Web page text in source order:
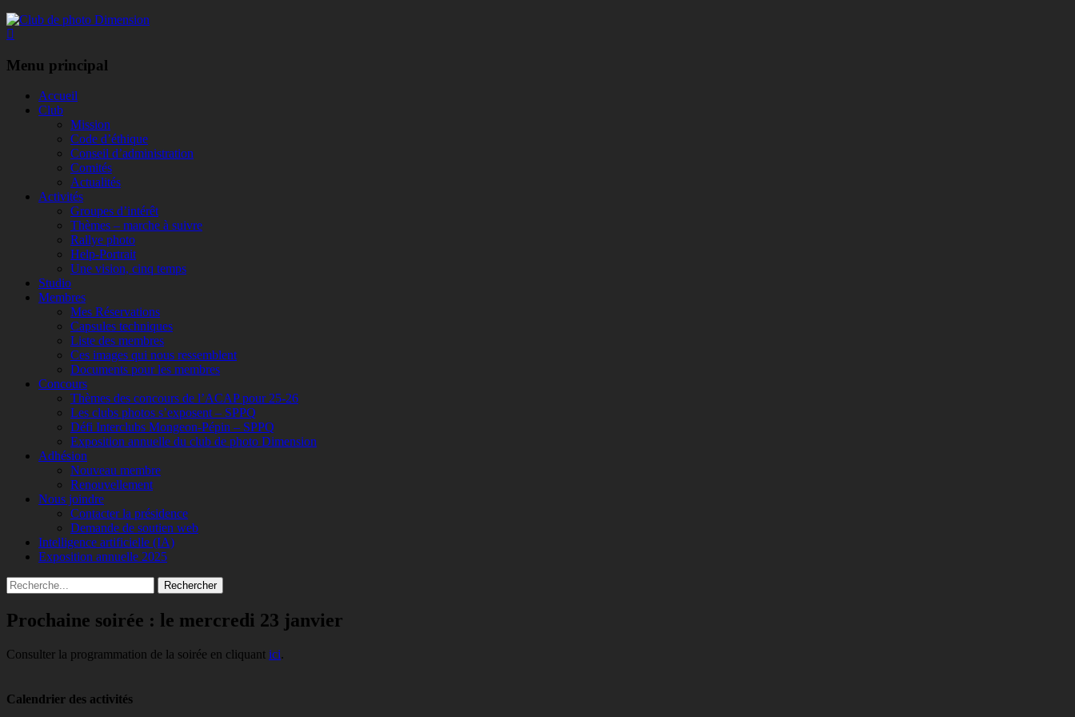
Club de photo Dimension
Menu principal
Aller
Accueil
Club
Mission
Code d’éthique
Conseil d’administration
Comités
Actualités
Activités
Groupes d’intérêt
Thèmes – marche à suivre
Rallye photo
Help-Portrait
Une vision, cinq temps
Studio
Membres
Mes Réservations
Capsules techniques
Liste des membres
Ces images qui nous ressemblent
Documents pour les membres
Concours
Thèmes des concours de l’ACAP pour 25-26
Les clubs photos s’exposent – SPPQ
Défi Interclubs Mongeon-Pépin – SPPQ
Exposition annuelle du club de photo Dimension
Adhésion
Nouveau membre
Renouvellement
Nous joindre
Contacter la présidence
Demande de soutien web
Intelligence artificielle (IA)
Exposition annuelle 2025
Recherche
Rechercher :
Prochaine soirée : le mercredi 23 janvier
Consulter la programmation de la soirée en cliquant ici.
Calendrier des activités